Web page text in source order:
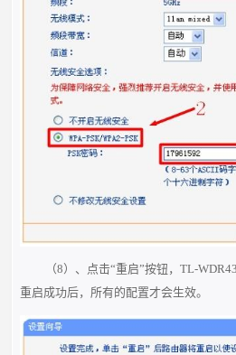
（8）、点击“重启”按钮，TL-
重启成功后，所有的配置才会生效。